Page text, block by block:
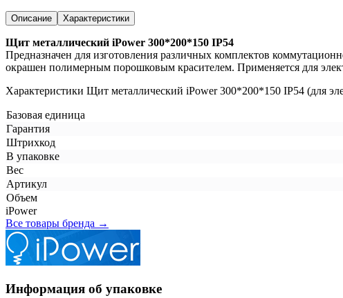
Описание Характеристики
Щит металлический iPower 300*200*150 IP54
Предназначен для изготовления различных комплектов
окрашен полимерным порошковым красителем. Применяется для
Характеристики Щит металлический iPower 300*200*150 IP54 (для
Базовая единица
Гарантия
Штрихкод
В упаковке
Вес
Артикул
Объем
iPower
Все товары бренда →
Информация об упаковке